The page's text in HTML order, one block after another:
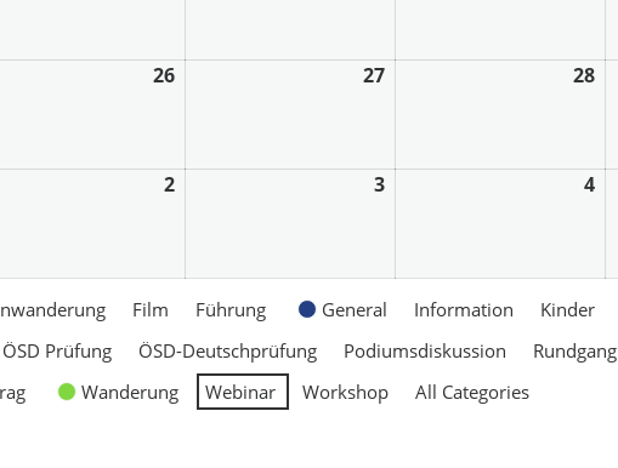
26 27 28
2 3 4
Film Führung General Information Kinder
ÖSD Prüfung ÖSD-Deutschprüfung Podiumsdiskussion Rundgang
Wanderung Webinar Workshop
All Categories